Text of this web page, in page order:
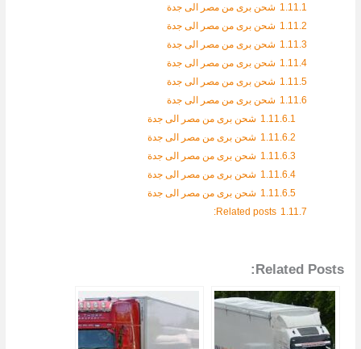
1.11.1 شحن برى من مصر الى جدة
1.11.2 شحن برى من مصر الى جدة
1.11.3 شحن برى من مصر الى جدة
1.11.4 شحن برى من مصر الى جدة
1.11.5 شحن برى من مصر الى جدة
1.11.6 شحن برى من مصر الى جدة
1.11.6.1 شحن برى من مصر الى جدة
1.11.6.2 شحن برى من مصر الى جدة
1.11.6.3 شحن برى من مصر الى جدة
1.11.6.4 شحن برى من مصر الى جدة
1.11.6.5 شحن برى من مصر الى جدة
1.11.7
Related posts:
Related Posts: